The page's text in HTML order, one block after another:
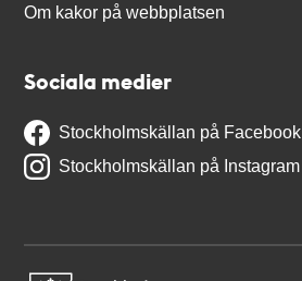
Om kakor på webbplatsen
Sociala medier
Stockholmskällan på Facebook
Stockholmskällan på Instagram